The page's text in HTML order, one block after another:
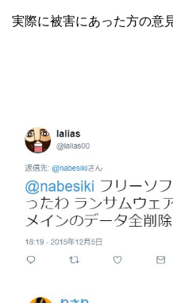
実際に被害にあった方の意